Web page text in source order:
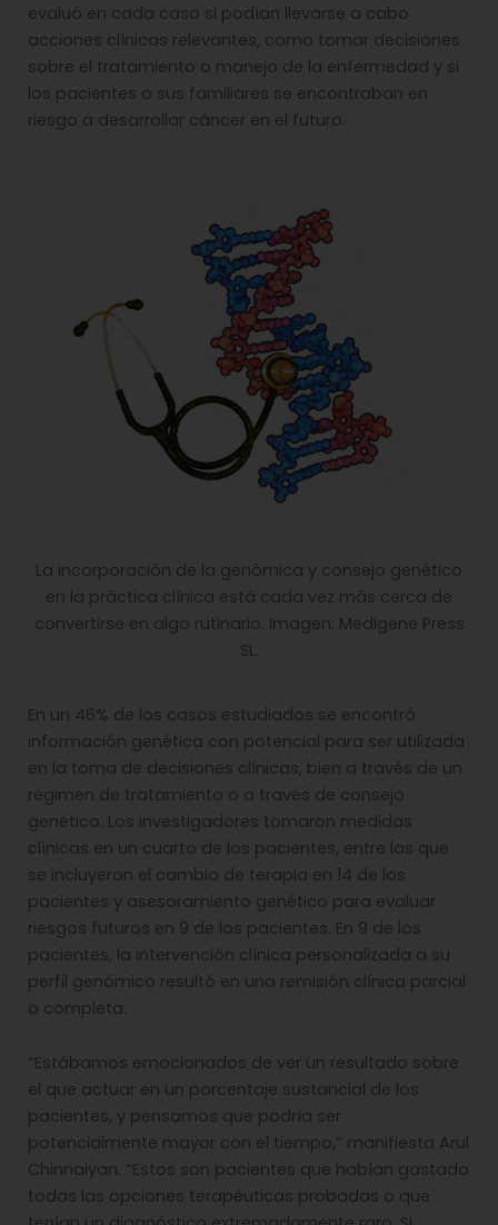
evaluó en cada caso si podían llevarse a cabo
acciones clínicas relevantes, como tomar decisiones
sobre el tratamiento o manejo de la enfermedad y si
los pacientes o sus familiares se encontraban en
riesgo a desarrollar cáncer en el futuro.
La incorporación de la genómica y consejo genético
en la práctica clínica está cada vez más cerca de
convertirse en algo rutinario. Imagen: Medigene Press
SL.
En un 46% de los casos estudiados se encontró
información genética con potencial para ser utilizada
en la toma de decisiones clínicas, bien a través de un
régimen de tratamiento o a través de consejo
genético. Los investigadores tomaron medidas
clínicas en un cuarto de los pacientes, entre las que
se incluyeron el cambio de terapia en 14 de los
pacientes y asesoramiento genético para evaluar
riesgos futuros en 9 de los pacientes. En 9 de los
pacientes, la intervención clínica personalizada a su
perfil genómico resultó en una remisión clínica parcial
o completa.
“Estábamos emocionados de ver un resultado sobre
el que actuar en un porcentaje sustancial de los
pacientes, y pensamos que podría ser
potencialmente mayor con el tiempo,” manifiesta Arul
Chinnaiyan. “Estos son pacientes que habían gastado
todas las opciones terapéuticas probadas o que